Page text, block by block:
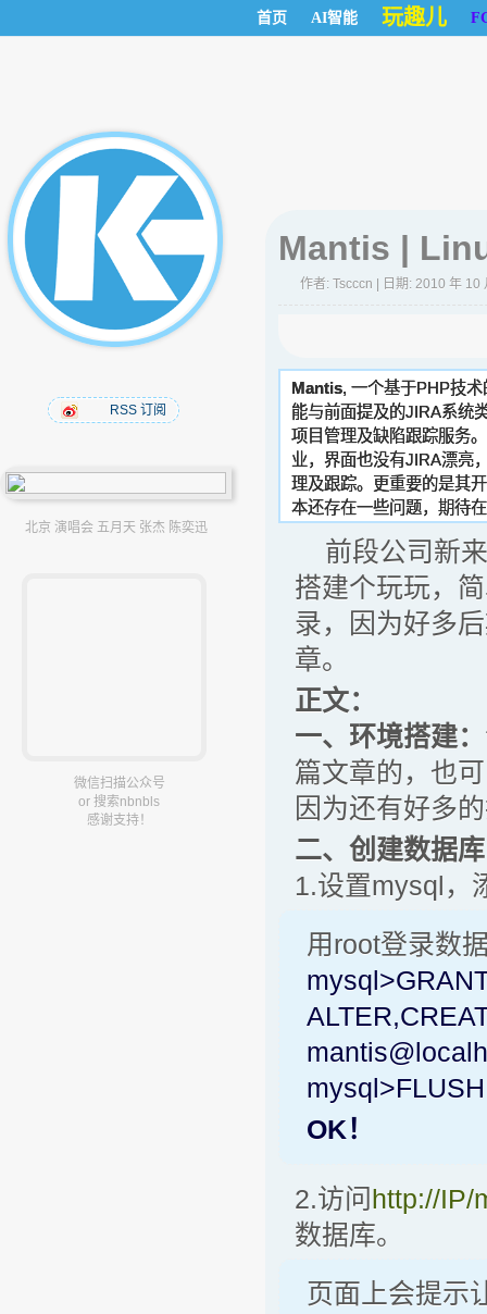
首页 AI智能 玩趣儿
RSS 订阅
北京 演唱会 五月天 张杰 陈奕迅
微信扫描公众号
or 搜索nbnbls
感谢支持！
Mantis |
作者: Tscccn | 日期: 2010 年
Mantis, 一个基于PHP技
能与前面提及的JIRA系统
项目管理及缺陷跟踪服务
业，界面也没有JIRA漂亮
理及跟踪。更重要的是其
本还存在一些问题，期待
前段公司新来
搭建个玩玩，
录，因为好多
章。
正文：
一、环境搭建：
篇文章的，也
因为还有好多
二、创建数据
1.设置mysql，
用root登录数
OK！
2.访问http://IP/
数据库。
页面上会提示